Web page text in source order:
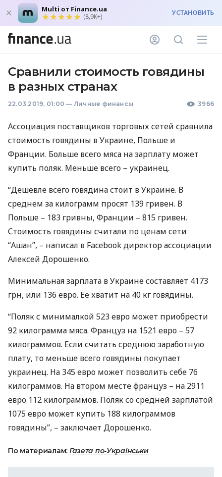
Multi от Finance.ua
(8,9K+) УСТАНОВИТЬ
Сравнили стоимость говядины
в разных странах
22.03.2019, 01:00 — Личные финансы 3966
Ассоциация поставщиков торговых сетей сравнила
стоимость говядины в Украине, Польше и
Франции. Больше всего мяса на зарплату может
купить поляк. Меньше всего – украинец.
“Дешевле всего говядина стоит в Украине. В
среднем за килограмм просят 139 гривен. В
Польше – 183 гривны, Франции – 815 гривен.
Стоимость говядины считали по ценам сети
“Ашан”, – написал в Facebook директор ассоциации
Алексей Дорошенко.
Минимальная зарплата в Украине составляет 4173
грн, или 136 евро. Ее хватит на 40 кг говядины.
“Поляк с минималкой 523 евро может приобрести
92 килограмма мяса. Француз на 1521 евро – 57
килограммов. Если считать среднюю заработную
плату, то меньше всего говядины покупает
украинец. На 345 евро может позволить себе 76
килограммов. На втором месте француз – на 2911
евро 112 килограммов. Поляк со средней зарплатой
1075 евро может купить 188 килограммов
говядины”, – заключает Дорошенко.
По материалам: Газета по-Українськи